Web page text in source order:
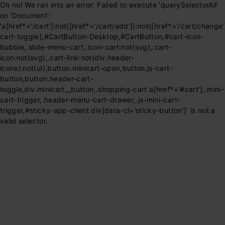
Oh no! We ran into an error: Failed to execute 'querySelectorAll'
on 'Document':
'a[href*='/cart']:not([href*='/cart/add']):not([href*='/cart/
cart-toggle],#CartButton-Desktop,#CartButton,#cart-icon-
bubble,.slide-menu-cart,.icon-cart:not(svg),.cart-
icon:not(svg),.cart-link:not(div.header-
icons):not(ul),button.minicart-open,button.js-cart-
button,button.header-cart-
toggle,div.minicart__button,.shopping-cart a[href*='#cart'],.mini-
cart-trigger,.header-menu-cart-drawer,.js-mini-cart-
trigger,#sticky-app-client div[data-cl='sticky-button']' is not a
valid selector.